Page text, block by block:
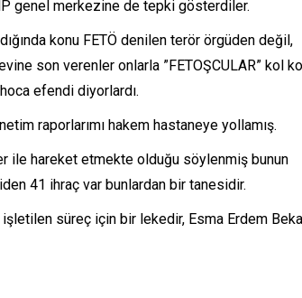
genel merkezine de tepki gösterdiler.
konu FETÖ denilen terör örgüden değil,
son verenler onlarla ”FETOŞCULAR” kol
efendi diyorlardı.
raporlarımı hakem hastaneye yollamış.
ile hareket etmekte olduğu söylenmiş bunun
41 ihraç var bunlardan bir tanesidir.
süreç için bir lekedir, Esma Erdem